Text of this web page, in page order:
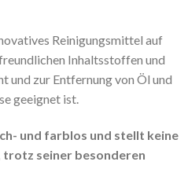
Reinigungsmittel auf
Inhaltsstoffen und
und zur Entfernung von Öl und
geeignet ist.
und farblos und stellt keine
trotz seiner besonderen